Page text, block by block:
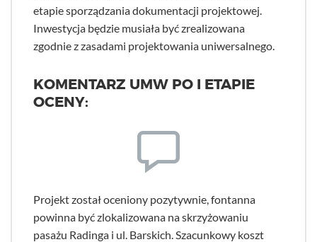
etapie sporządzania dokumentacji projektowej.
Inwestycja będzie musiała być zrealizowana
zgodnie z zasadami projektowania uniwersalnego.
KOMENTARZ UMW PO I ETAPIE
OCENY:
Projekt został oceniony pozytywnie, fontanna
powinna być zlokalizowana na skrzyżowaniu
pasażu Radinga i ul. Barskich. Szacunkowy koszt